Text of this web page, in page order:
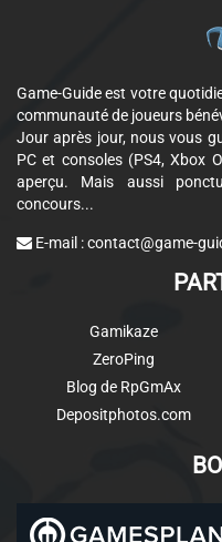
Game-Guide est votre
communauté de joueurs
Jour après jour, nous vous
PC et consoles (PS4, Xbox
aperçu. Mais aussi
concours...
E-mail :contact@game-
Gamikaze
ZeroPing
Blog de RpGmAx
Depositphotos.com